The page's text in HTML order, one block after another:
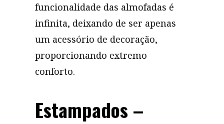
funcionalidade das almofadas é
infinita, deixando de ser apenas
um acessório de decoração,
proporcionando extremo
conforto.
Estampados –